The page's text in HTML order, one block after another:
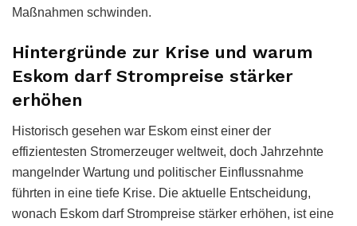
Maßnahmen schwinden.
Hintergründe zur Krise und warum
Eskom darf Strompreise stärker
erhöhen
Historisch gesehen war Eskom einst einer der
effizientesten Stromerzeuger weltweit, doch Jahrzehnte
mangelnder Wartung und politischer Einflussnahme
führten in eine tiefe Krise. Die aktuelle Entscheidung,
wonach Eskom darf Strompreise stärker erhöhen, ist eine